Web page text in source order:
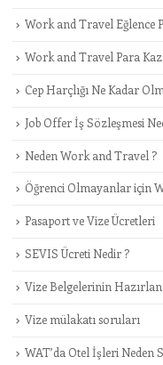
Work and Travel Eğlence
Work and Travel Para
Cep Harçlığı Ne Kadar
Job Offer İş Sözleşmesi
Neden Work and Travel ?
Öğrenci Olmayanlar için
Pasaport ve Vize Ücretleri
SEVIS Ücreti Nedir ?
Vize Belgelerinin
Vize mülakatı soruları
WAT’da Otel İşleri Neden